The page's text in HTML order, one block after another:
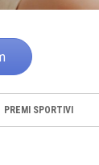
PREMI SPORTIVI